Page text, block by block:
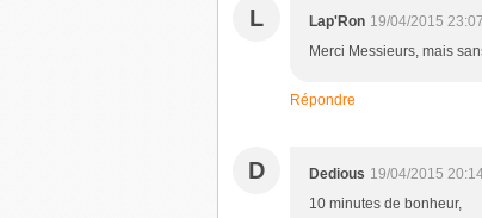
L Lap'Ron 19/04/2015 23:07
Merci Messieurs, mais
Répondre
D Dedious 19/04/2015
10 minutes de bonheur,